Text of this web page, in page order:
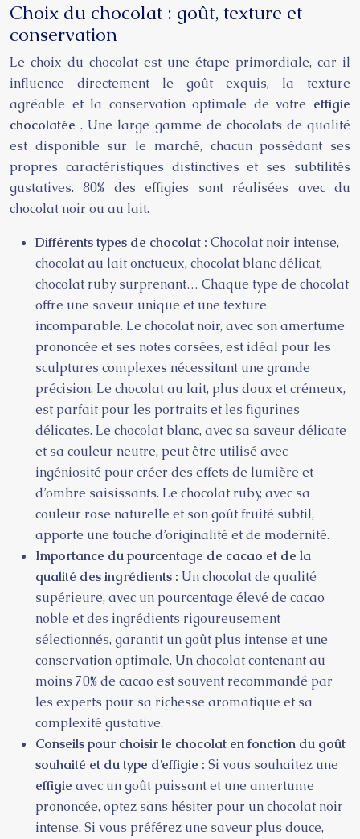
Choix du chocolat : goût, texture et
conservation
Le choix du chocolat est une étape primordiale, car il
influence directement le goût exquis, la texture
agréable et la conservation optimale de votre effigie
chocolatée. Une large gamme de chocolats de qualité
est disponible sur le marché, chacun possédant ses
propres caractéristiques distinctives et ses subtilités
gustatives. 80% des effigies sont réalisées avec du
chocolat noir ou au lait.
Différents types de chocolat : Chocolat noir intense,
chocolat au lait onctueux, chocolat blanc délicat,
chocolat ruby surprenant… Chaque type de chocolat
offre une saveur unique et une texture
incomparable. Le chocolat noir, avec son amertume
prononcée et ses notes corsées, est idéal pour les
sculptures complexes nécessitant une grande
précision. Le chocolat au lait, plus doux et crémeux,
est parfait pour les portraits et les figurines
délicates. Le chocolat blanc, avec sa saveur délicate
et sa couleur neutre, peut être utilisé avec
ingéniosité pour créer des effets de lumière et
d’ombre saisissants. Le chocolat ruby, avec sa
couleur rose naturelle et son goût fruité subtil,
apporte une touche d’originalité et de modernité.
Importance du pourcentage de cacao et de la
qualité des ingrédients : Un chocolat de qualité
supérieure, avec un pourcentage élevé de cacao
noble et des ingrédients rigoureusement
sélectionnés, garantit un goût plus intense et une
conservation optimale. Un chocolat contenant au
moins 70% de cacao est souvent recommandé par
les experts pour sa richesse aromatique et sa
complexité gustative.
Conseils pour choisir le chocolat en fonction du goût
souhaité et du type d’effigie : Si vous souhaitez une
effigie avec un goût puissant et une amertume
prononcée, optez sans hésiter pour un chocolat noir
intense. Si vous préférez une saveur plus douce,